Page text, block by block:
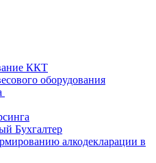
ККТ
оборудования
Бухгалтер
алкодекларации в